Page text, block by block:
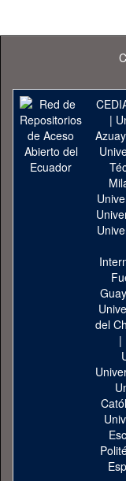
|
Azuay
del
|